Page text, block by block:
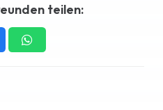
teilen: